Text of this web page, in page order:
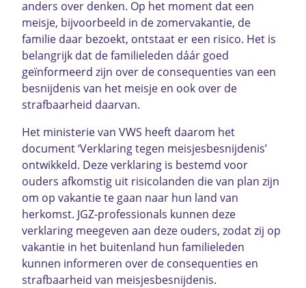
anders over denken. Op het moment dat een
meisje, bijvoorbeeld in de zomervakantie, de
familie daar bezoekt, ontstaat er een risico. Het is
belangrijk dat de familieleden dáár goed
geïnformeerd zijn over de consequenties van een
besnijdenis van het meisje en ook over de
strafbaarheid daarvan.
Het ministerie van VWS heeft daarom het
document ‘Verklaring tegen meisjesbesnijdenis’
ontwikkeld. Deze verklaring is bestemd voor
ouders afkomstig uit risicolanden die van plan zijn
om op vakantie te gaan naar hun land van
herkomst. JGZ-professionals kunnen deze
verklaring meegeven aan deze ouders, zodat zij op
vakantie in het buitenland hun familieleden
kunnen informeren over de consequenties en
strafbaarheid van meisjesbesnijdenis.